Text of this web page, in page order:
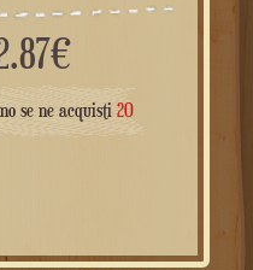
€
se ne acquisti 20